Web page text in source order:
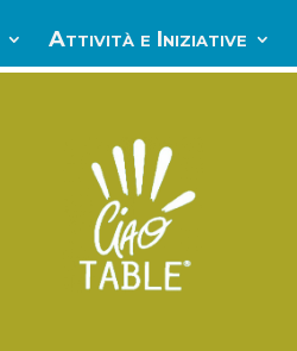
Attività e Iniziative